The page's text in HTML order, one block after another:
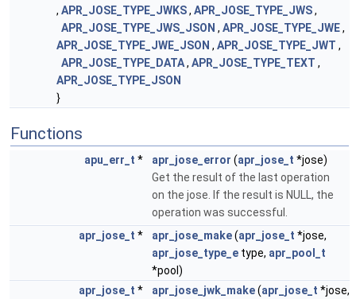
, APR_JOSE_TYPE_JWKS, APR_JOSE_TYPE_JWS,
APR_JOSE_TYPE_JWS_JSON , APR_JOSE_TYPE_JWE,
APR_JOSE_TYPE_JWE_JSON , APR_JOSE_TYPE_JWT ,
APR_JOSE_TYPE_DATA, APR_JOSE_TYPE_TEXT ,
APR_JOSE_TYPE_JSON
}
Functions
apu_err_t * apr_jose_error (apr_jose_t *jose)
Get the result of the last operation
on the jose. If the result is NULL, the
operation was successful.
apr_jose_t * apr_jose_make(apr_jose_t *jose,
apr_jose_type_e type, apr_pool_t
*pool)
apr_jose_t * apr_jose_jwk_make(apr_jose_t *jose,